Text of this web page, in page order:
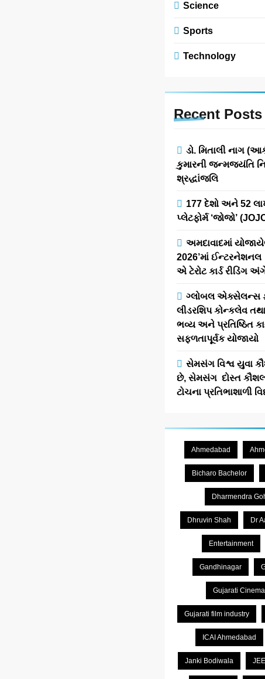
Science
Sports
Technology
Recent Posts
ડો. મિતાલી નાગ
કુમારની જન્મજયંતિ
શ્રદ્ધાંજલિ
177 દેશો અને 52
પ્લેટફોર્મ ‘જોજો’
અમદાવાદમાં
2026’માં ઈન્ટરનેશનલ
એ ટેરોટ કાર્ડ રીડિંગ
ગ્લોબલ એક્સેલન્સ
લીડરશિપ કોન્કલેવ
ભવ્ય અને પ્રતિષ્ઠિત
સફળતાપૂર્વક યોજાયો
સેમસંગ વિશ્વ યુવા
છે, સેમસંગ દોસ્ત
ટોચના પ્રતિભાશાળી
Ahmedabad
Bicharo Bachelor
Dharmendra
Dhruvin Shah Dr
Entertainment
Gandhinagar
Gujarati Cinema
Gujarati film industry
ICAI Ahmedabad
Janki Bodiwala